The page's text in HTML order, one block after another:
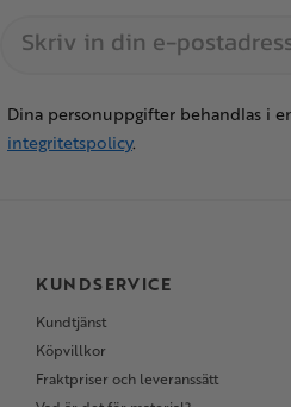
Dina personuppgifter behandlas i
integritetspolicy.
KUNDSERVICE
Kundtjänst
Köpvillkor
Fraktpriser och leveranssätt